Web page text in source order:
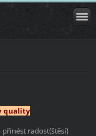
quality
radost(štěsí)